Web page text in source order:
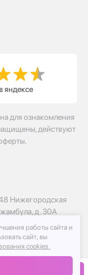
яндексе
для ознакомления
действуют
Нижегородская
д. 30А
работы сайта и
сайт, вы
cookies.